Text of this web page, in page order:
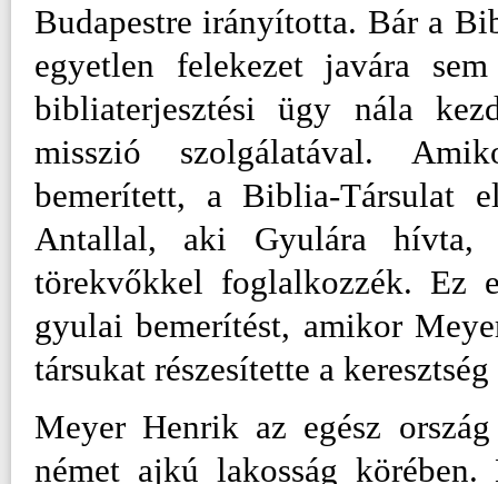
Budapestre irányította. Bár a
egyetlen felekezet javára
bibliaterjesztési ügy nála
misszió szolgálatával.
bemerített, a Biblia-Társulat
Antallal, aki Gyulára hívta,
törekvőkkel foglalkozzék. Ez
gyulai bemerítést, amikor
társukat részesítette a
Meyer Henrik az egész
német ajkú lakosság